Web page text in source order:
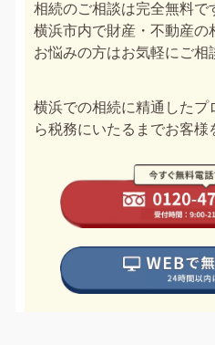
相続のご相談は完全無料で
横浜市内で財産・不動産の
お悩みの方はお気軽にご相
横浜での相続に精通したプ
ら税務にいたるまでお客様